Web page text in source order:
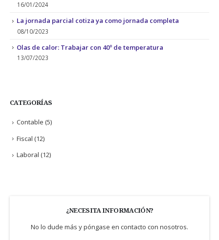
16/01/2024
La jornada parcial cotiza ya como jornada completa
08/10/2023
Olas de calor: Trabajar con 40º de temperatura
13/07/2023
CATEGORÍAS
Contable (5)
Fiscal (12)
Laboral (12)
¿NECESITA INFORMACIÓN?
No lo dude más y póngase en contacto con nosotros.